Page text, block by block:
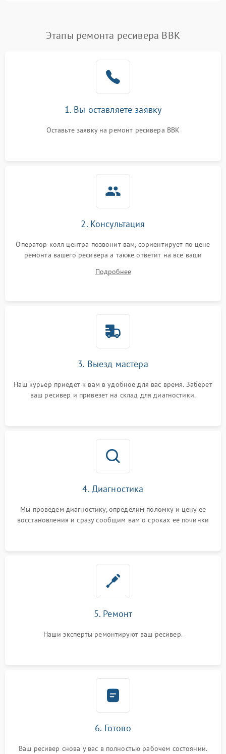
Этапы ремонта ресивера BBK
1. Вы оставляете заявку
Оставьте заявку на ремонт ресивера BBK
2. Консультация
Оператор колл центра позвонит вам, сориентирует по цене
ремонта вашего ресивера а также ответит на все ваши
Подробнее
3. Выезд мастера
Наш курьер приедет к вам в удобное для вас время. Заберет
ваш ресивер и привезет на склад для диагностики.
4. Диагностика
Мы проведем диагностику, определим поломку и цену ее
восстановления и сразу сообщим вам о сроках ее починки
5. Ремонт
Наши эксперты ремонтируют ваш ресивер.
6. Готово
Ваш ресивер снова у вас в полностью рабочем состоянии.